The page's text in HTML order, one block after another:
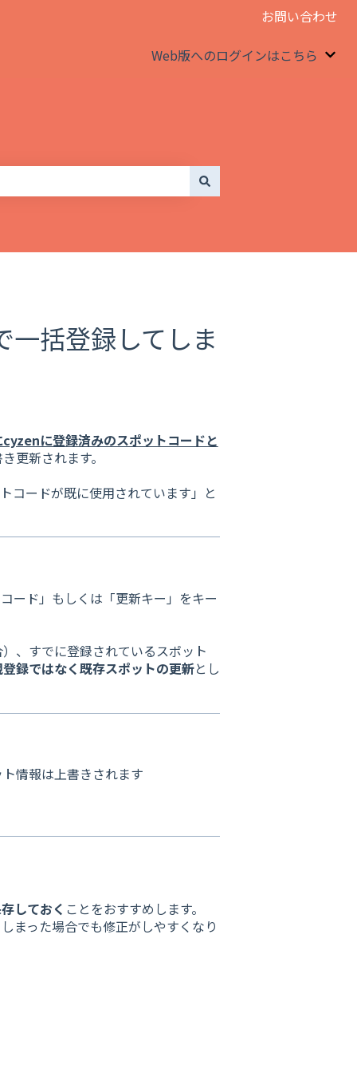
お問い合わせ
Web版へのログインはこちら
一括登録してしま
に登録済みのスポットコードと
更新されます。
コードが既に使用されています」と
ード」もしくは「更新キー」をキー
、すでに登録されているスポット
録ではなく既存スポットの更新とし
情報は上書きされます
しておく ことをおすすめします。
まった場合でも修正がしやすくなり